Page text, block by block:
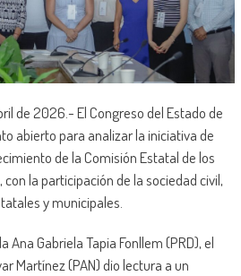
de 2026.- El Congreso del Estado de
abierto para analizar la iniciativa de
de la Comisión Estatal de los
con la participación de la sociedad civil,
y municipales.
Gabriela Tapia Fonllem (PRD), el
Martínez (PAN) dio lectura a un